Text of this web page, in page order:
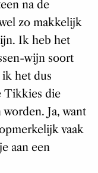
na de
zo makkelijk
Ik heb het
wijn soort
het dus
Tikkies die
Ja, want
vaak
aan een